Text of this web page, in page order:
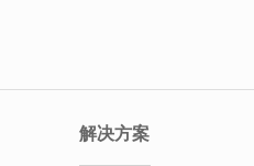
解决方案